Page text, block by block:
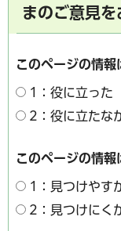
まのご意見
このページの情報
1：役に立った
2：役に立たな
このページの情報
1：見つけやす
2：見つけにく